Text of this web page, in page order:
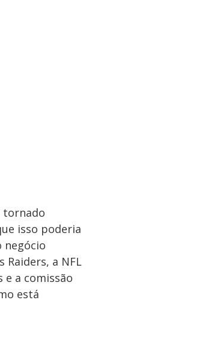
tornado
isso poderia
negócio
a NFL
a comissão
está